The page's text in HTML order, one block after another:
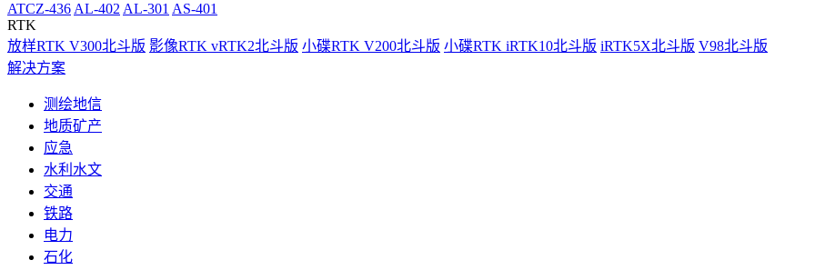
ATCZ-436 AL-402 AL-301 AS-401
RTK
放样RTK V300北斗版 影像RTK vRTK2北斗版 小碟RTK V200北斗版 小碟RTK iRTK10北斗版 iRTK5X北斗版 V98北斗版
解决方案
测绘地信
地质矿产
应急
水利水文
交通
铁路
电力
石化